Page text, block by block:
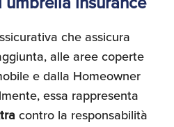
che assicura
alle aree coperte
e dalla Homeowner
essa rappresenta
contro la responsabilità